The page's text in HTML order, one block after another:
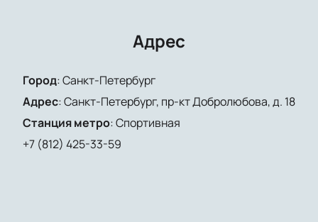
Адрес
Город:Санкт-Петербург
Адрес:Санкт-Петербург, пр-кт Добролюбова, д. 18
Станция метро:Спортивная
+7 (812) 425-33-59